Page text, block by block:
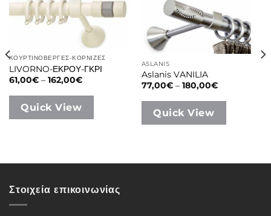
ΚΟΥΡΤΙΝΟΒΕΡΓΕΣ-ΚΟΡΝΙΖΕΣ
LIVORNO-ΕΚΡΟΥ-ΓΚΡΙ
61,00€ – 162,00€Price
61,00€
Quick View
ASLANIS
Aslanis VANILIA
77,00€ – 180,00€Price
77,00€
Quick View
Στοιχεία επικοινωνίας